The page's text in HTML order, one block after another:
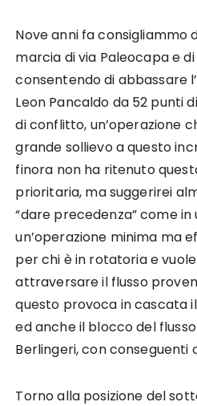
Nove anni fa consigliammo
marcia di via Paleocapa e
consentendo di abbassare
Leon Pancaldo da 52 punti
di conflitto, un’operazione
grande sollievo a questo
finora non ha ritenuto
prioritaria, ma suggerirei
“dare precedenza” come
un’operazione minima ma
per chi è in rotatoria e vuole
attraversare il flusso
questo provoca in cascata
ed anche il blocco del
Berlingeri, con conseguenti
Torno alla posizione del